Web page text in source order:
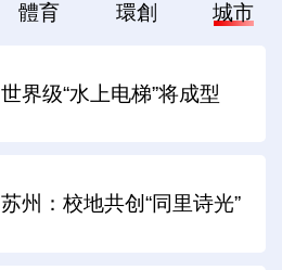
體育 環創 城市
世界级“水上电梯”将成型
苏州：校地共创“同里诗光”